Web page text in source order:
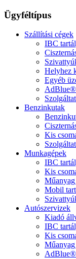
Ügyféltípus
Szállítási cégek
IBC
Helyhez
Egyéb
AdBlue®
Benzinkutak
Kis
Munkagépek
IBC
Kis
Mobil
Autószervizek
Kiadó
IBC
Kis
AdBlue®